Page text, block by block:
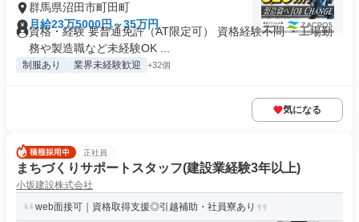
群馬県沼田市町田町
月給23万5000円～35万円
資格・経験 要普通免許（AT限定可） 資格経験不問 ・工場勤
務や製造職など未経験OK ...
制服あり 業界未経験歓迎 +32個
気になる
正社員
まちづくりサポートスタッフ(建設業経験3年以上)
小坂建設株式会社
web面接可｜資格取得支援◎引越補助・社員寮あり